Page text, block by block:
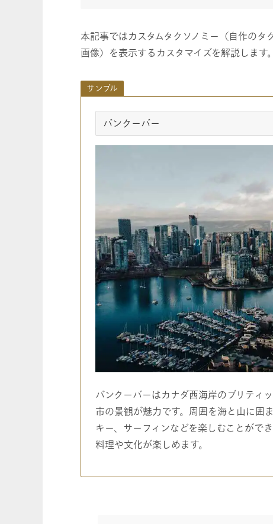
本記事ではカスタムタクソノミー（自作のタ
画像）を表示するカスタマイズを解説します。
サンプル
バンクーバーはカナダ西海岸のブリティ
市の景観が魅力です。周囲を海と山に囲
キー、サーフィンなどを楽しむことがで
料理や文化が楽しめます。